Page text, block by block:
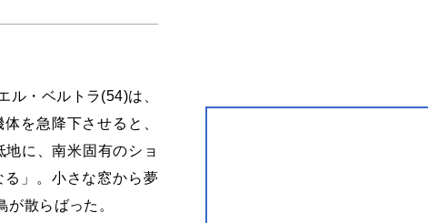
ル・ベルトラ(54)は、
を急降下させると、
に、南米固有のショ
」。小さな窓から夢
散らばった。